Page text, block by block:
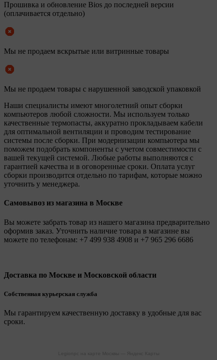
Прошивка и обновление Bios до последней версии
(оплачивается отдельно)
Мы не продаем вскрытые или витринные товары
Мы не продаем товары с нарушенной заводской упаковкой
Наши специалисты имеют многолетний опыт сборки
компьютеров любой сложности. Мы используем только
качественные термопасты, аккуратно прокладываем кабели
для оптимальной вентиляции и проводим тестирование
системы после сборки. При модернизации компьютера мы
поможем подобрать компоненты с учетом совместимости с
вашей текущей системой. Любые работы выполняются с
гарантией качества и в оговоренные сроки. Оплата услуг
сборки производится отдельно по тарифам, которые можно
уточнить у менеджера.
Самовывоз из магазина в Москве
Вы можете забрать товар из нашего магазина предварительно
оформив заказ. Уточнить наличие товара в магазине вы
можете по телефонам: +7 499 938 4908 и +7 965 296 6686
Доставка по Москве и Московской области
Собственная курьерская служба
Мы гарантируем качественную доставку в удобные для вас
сроки.
Legionpc на карте Москвы — Яндекс Карты